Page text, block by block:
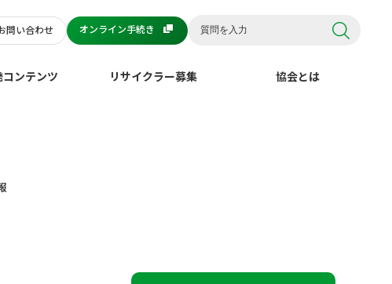
問い合わせ オンライン手続き
ンテンツ リサイクラー募集 協会とは